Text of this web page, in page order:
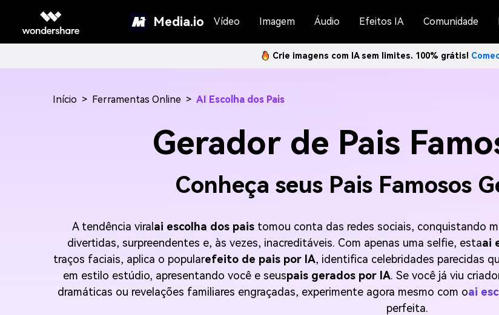
Media.io Vídeo Imagem Áudio Efeitos IA Comunidade
Crie imagens com IA sem limites. 100% grátis!
Início > Ferramentas Online > AI Escolha dos Pais
Gerador de Pais
Conheça seus Pais Famosos
A tendência viral ai escolha dos paistomou conta das redes sociais, conquistando
divertidas, surpreendentes e, às vezes, inacreditáveis. Com apenas uma selfie, estaai
traços faciais, aplica o popularefeito de pais por IA, identifica celebridades parecidas
em estilo estúdio, apresentando você e seuspais gerados por IA. Se você já viu
dramáticas ou revelações familiares engraçadas, experimente agora mesmo com oai
perfeita.